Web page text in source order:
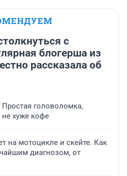
с
блогерша из
рассказала об
головоломка,
не хуже кофе
на мотоцикле и скейте. Как
диагнозом, от